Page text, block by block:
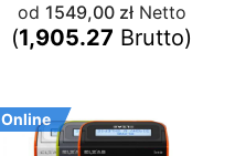
od 1549,00 złNetto
(1,905.27 Brutto)
Online